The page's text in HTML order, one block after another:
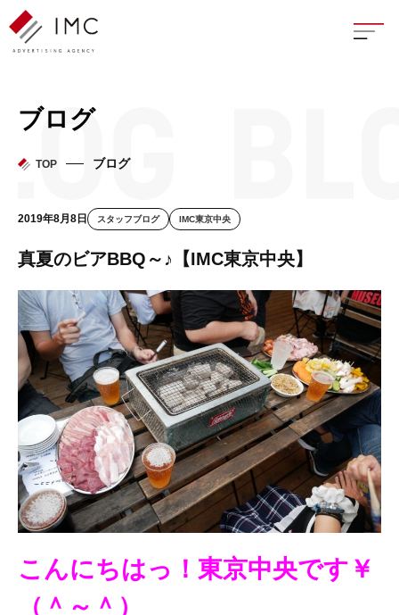
座談
イン
フェ
ブログ
TOP ブログ
2019年8月8日 スタッフブログ IMC東京中央
真夏のビアBBQ～♪【IMC東京中央】
こんにちはっ！東京中央です￥
（＾～＾）